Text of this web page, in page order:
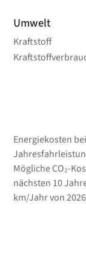
Umwelt
Kraftstoff
Energiekosten
Mögliche CO₂-
nächsten 10
km/Jahr von